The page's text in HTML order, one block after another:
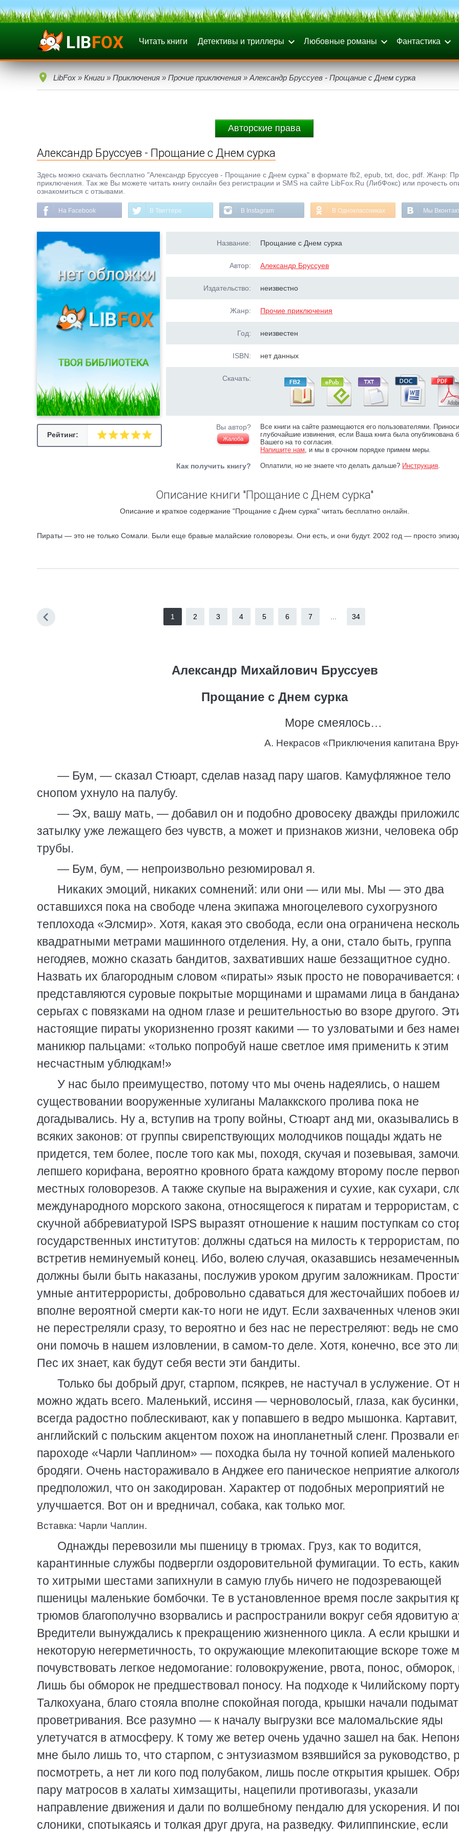
Читать книги Детективы и триллеры Любовные романы Фантастика
LibFox » Книги » Приключения » Прочие приключения » Александр Бруссуев - Прощание с Днем сурка
Авторские права
Александр Бруссуев - Прощание с Днем сурка
Здесь можно скачать бесплатно "Александр Бруссуев - Прощание с Днем сурка" в формате fb2, epub, txt, doc, pdf. Жанр:
приключения. Так же Вы можете читать книгу онлайн без регистрации и SMS на сайте LibFox.Ru (ЛибФокс) или прочесть
ознакомиться с отзывами.
На Facebook В Твиттере В Instagram В Одноклассниках Мы
Рейтинг:
Название: Прощание с Днем сурка
Автор: Александр Бруссуев
Издательство: неизвестно
Жанр: Прочие приключения
Год: неизвестен
ISBN: нет данных
Скачать:
Вы автор?
Жалоба
Все книги на сайте размещаются его пользователями.
глубочайшие извинения, если Ваша книга была опубликована
Вашего на то согласия.
Напишите нам, и мы в срочном порядке примем меры.
Как получить книгу? Оплатили, но не знаете что делать дальше? Инструкция.
Описание книги "Прощание с Днем сурка"
Описание и краткое содержание "Прощание с Днем сурка" читать бесплатно онлайн.
Пираты — это не только Сомали. Были еще бравые малайские головорезы. Они есть, и они будут. 2002 год — просто
1 2 3 4 5 6 7 34
Александр Михайлович Бруссуев
Прощание с Днем сурка
Море смеялось…
А. Некрасов «Приключения капитана
— Бум, — сказал Стюарт, сделав назад пару шагов. Камуфляжное тело
снопом ухнуло на палубу.
— Эх, вашу мать, — добавил он и подобно дровосеку дважды
затылку уже лежащего без чувств, а может и признаков жизни, человека
трубы.
— Бум, бум, — непроизвольно резюмировал я.
Никаких эмоций, никаких сомнений: или они — или мы. Мы — это два
оставшихся пока на свободе члена экипажа многоцелевого сухогрузного
теплохода «Элсмир». Хотя, какая это свобода, если она ограничена
квадратными метрами машинного отделения. Ну, а они, стало быть, группа
негодяев, можно сказать бандитов, захвативших наше беззащитное судно.
Назвать их благородным словом «пираты» язык просто не поворачивается:
представляются суровые покрытые морщинами и шрамами лица в
серьгах с повязками на одном глазе и решительностью во взоре другого.
настоящие пираты укоризненно грозят какими — то узловатыми и без
маникюр пальцами: «только попробуй наше светлое имя применить к этим
несчастным ублюдкам!»
У нас было преимущество, потому что мы очень надеялись, о нашем
существовании вооруженные хулиганы Малаккского пролива пока не
догадывались. Ну а, вступив на тропу войны, Стюарт анд ми, оказывались
всяких законов: от группы свирепствующих молодчиков пощады ждать не
придется, тем более, после того как мы, походя, скучая и позевывая,
лепшего корифана, вероятно кровного брата каждому второму после
местных головорезов. А также скупые на выражения и сухие, как сухари,
международного морского закона, относящегося к пиратам и террористам,
скучной аббревиатурой ISPS выразят отношение к нашим поступкам со
государственных институтов: должны сдаться на милость к террористам,
встретив неминуемый конец. Ибо, волею случая, оказавшись
должны были быть наказаны, послужив уроком другим заложникам.
умные антитеррористы, добровольно сдаваться для жесточайших побоев
вполне вероятной смерти как-то ноги не идут. Если захваченных членов
не перестреляли сразу, то вероятно и без нас не перестреляют: ведь не
они помочь в нашем изловлении, в самом-то деле. Хотя, конечно, все это
Пес их знает, как будут себя вести эти бандиты.
Только бы добрый друг, старпом, псякрев, не настучал в услужение. От
можно ждать всего. Маленький, иссиня — черноволосый, глаза, как бусинки,
всегда радостно поблескивают, как у попавшего в ведро мышонка. Картавит,
английский с польским акцентом похож на инопланетный сленг. Прозвали
пароходе «Чарли Чаплином» — походка была ну точной копией маленького
бродяги. Очень настораживало в Анджее его паническое неприятие
предположил, что он закодирован. Характер от подобных мероприятий не
улучшается. Вот он и вредничал, собака, как только мог.
Вставка: Чарли Чаплин.
Однажды перевозили мы пшеницу в трюмах. Груз, как то водится,
карантинные службы подвергли оздоровительной фумигации. То есть,
то хитрыми шестами запихнули в самую глубь ничего не подозревающей
пшеницы маленькие бомбочки. Те в установленное время после закрытия
трюмов благополучно взорвались и распространили вокруг себя ядовитую
Вредители вынуждались к прекращению жизненного цикла. А если крышки
некоторую негерметичность, то окружающие млекопитающие вскоре тоже
почувствовать легкое недомогание: головокружение, рвота, понос,
Лишь бы обморок не предшествовал поносу. На подходе к Чилийскому
Талкохуана, благо стояла вполне спокойная погода, крышки начали
проветривания. Все разумно — к началу выгрузки все маломальские яды
улетучатся в атмосферу. К тому же ветер очень удачно зашел на бак.
мне было лишь то, что старпом, с энтузиазмом взявшийся за руководство,
посмотреть, а нет ли кого под полубаком, лишь после открытия крышек.
пару матросов в халаты химзащиты, нацепили противогазы, указали
направление движения и дали по волшебному пендалю для ускорения. И
слоники, спотыкаясь и толкая друг друга, на разведку. Филиппинские, если